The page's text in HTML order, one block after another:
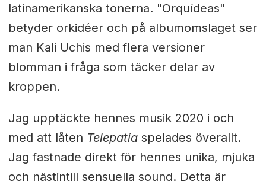
latinamerikanska tonerna. "Orquídeas"
betyder orkidéer och på albumomslaget ser
man Kali Uchis med flera versioner
blomman i fråga som täcker delar av
kroppen.
Jag upptäckte hennes musik 2020 i och
med att låten Telepatíaspelades överallt.
Jag fastnade direkt för hennes unika, mjuka
och nästintill sensuella sound. Detta är